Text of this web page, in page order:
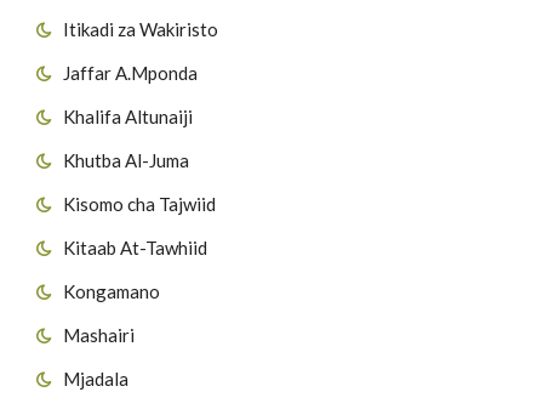
Itikadi za Wakiristo
Jaffar A.Mponda
Khalifa Altunaiji
Khutba Al-Juma
Kisomo cha Tajwiid
Kitaab At-Tawhiid
Kongamano
Mashairi
Mjadala